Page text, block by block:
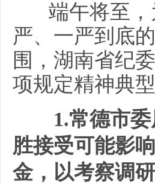
端午将至，
严、一严到底
围，湖南省纪
项规定精神典
1.常德市
胜接受可能影
金，以考察调